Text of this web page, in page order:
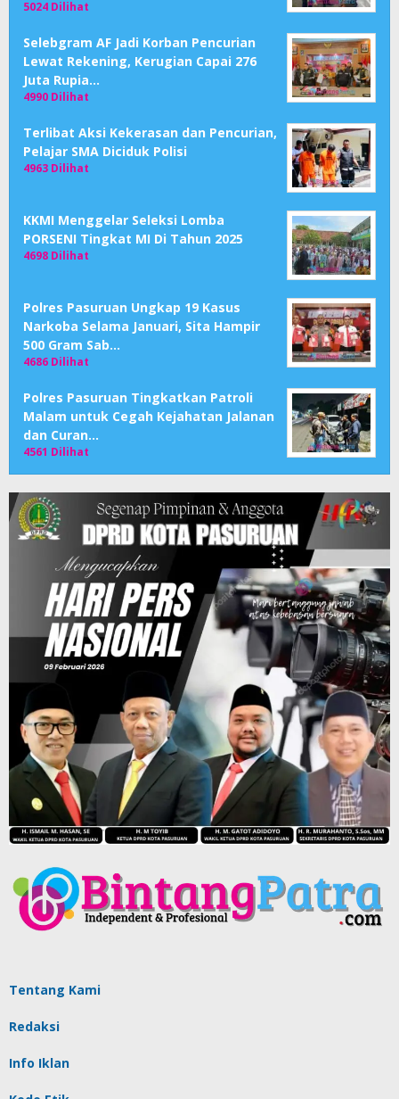
5024 Dilihat
Selebgram AF Jadi Korban Pencurian
Lewat Rekening, Kerugian Capai 276
Juta Rupia…
4990 Dilihat
Terlibat Aksi Kekerasan dan Pencurian,
Pelajar SMA Diciduk Polisi
4963 Dilihat
KKMI Menggelar Seleksi Lomba
PORSENI Tingkat MI Di Tahun 2025
4698 Dilihat
Polres Pasuruan Ungkap 19 Kasus
Narkoba Selama Januari, Sita Hampir
500 Gram Sab…
4686 Dilihat
Polres Pasuruan Tingkatkan Patroli
Malam untuk Cegah Kejahatan Jalanan
dan Curan…
4561 Dilihat
Tentang Kami
Redaksi
Info Iklan